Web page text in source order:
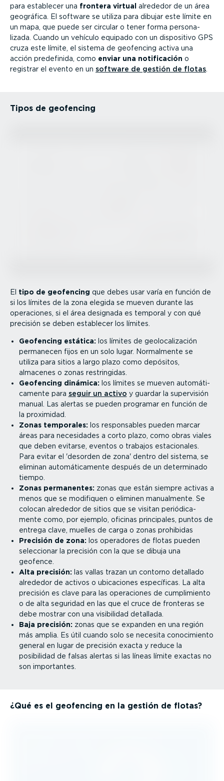
para establecer una frontera virtual alrededor de un área
geográfica. El software se utiliza para dibujar este límite en
un mapa, que puede ser circular o tener forma perso­na­
lizada. Cuando un vehículo equipado con un dispositivo GPS
cruza este límite, el sistema de geofencing activa una
acción predefinida, como enviar una notifi­cación o
registrar el evento en un software de gestión de flotas
Tipos de geofencing
El tipo de geofencing que debes usar varía en función de
si los límites de la zona elegida se mueven durante las
operaciones, si el área designada es temporal y con qué
precisión se deben establecer los límites.
Geofencing estática: los límites de geolo­ca­li­zación
permanecen fijos en un solo lugar. Normalmente se
utiliza para sitios a largo plazo como depósitos,
almacenes o zonas restrin­gidas.
Geofencing dinámica: los límites se mueven automá­ti­
ca­mente para seguir un activo y guardar la supervisión
manual. Las alertas se pueden programar en función de
la proximidad.
Zonas temporales: los respon­sables pueden marcar
áreas para necesidades a corto plazo, como obras viales
que deben evitarse, eventos o trabajos estacio­nales.
Para evitar el 'desorden de zona' dentro del sistema, se
eliminan automá­ti­ca­mente después de un determinado
tiempo.
Zonas permanentes: zonas que están siempre activas a
menos que se modifiquen o eliminen manualmente. Se
colocan alrededor de sitios que se visitan perió­di­ca­
mente como, por ejemplo, oficinas principales, puntos de
entrega clave, muelles de carga o zonas prohibidas
Precisión de zona: los operadores de flotas pueden
seleccionar la precisión con la que se dibuja una
geofence.
Alta precisión: las vallas trazan un contorno detallado
alrededor de activos o ubicaciones específicas. La alta
precisión es clave para las operaciones de cumpli­miento
o de alta seguridad en las que el cruce de fronteras se
debe mostrar con una visibilidad detallada.
Baja precisión: zonas que se expanden en una región
más amplia. Es útil cuando solo se necesita conoci­miento
general en lugar de precisión exacta y reduce la
posibilidad de falsas alertas si las líneas límite exactas no
son importantes.
¿Qué es el geofencing en la gestión de flotas?